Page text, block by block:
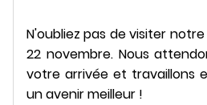
N'oubliez pas de visiter notre
22 novembre. Nous
votre arrivée et travaillons
un avenir meilleur !